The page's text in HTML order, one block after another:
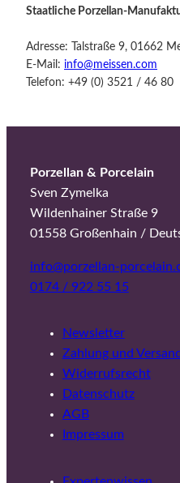
e
g
e
Staatliche Porzellan-
Adresse: Talstraße 9, 01662
E-Mail: info@meissen.com
Telefon: +49 (0) 3521 / 46 80
Porzellan & Porcelain
Sven Zymelka
Wildenhainer Straße 9
01558 Großenhain /
info@porzellan-
0174 / 922 55 15
Newsletter
Zahlung und Versand
Widerrufsrecht
Datenschutz
AGB
Impressum